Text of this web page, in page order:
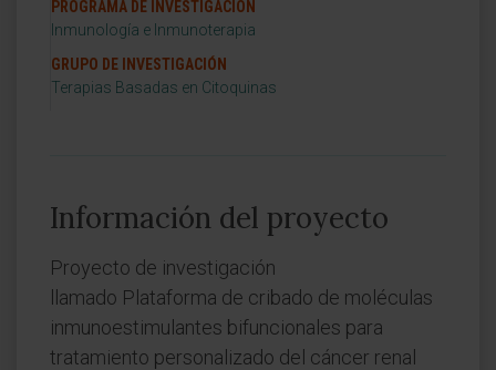
PROGRAMA DE INVESTIGACIÓN
Inmunología e Inmunoterapia
GRUPO DE INVESTIGACIÓN
Terapias Basadas en Citoquinas
Información del proyecto
Proyecto de investigación
llamado Plataforma de cribado de moléculas
inmunoestimulantes bifuncionales para
tratamiento personalizado del cáncer renal